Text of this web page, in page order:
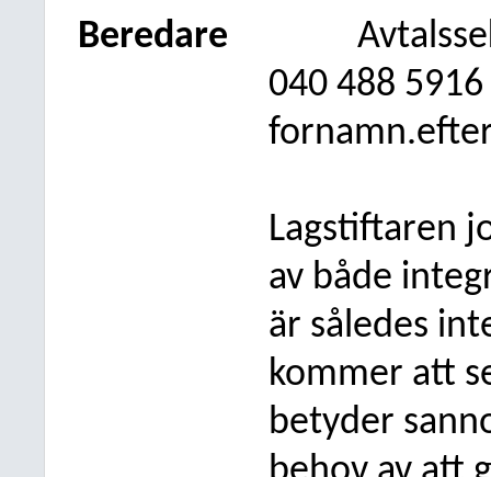
Beredare
040 488 5916
Lagstiftaren
av både
är således
kommer att
betyder